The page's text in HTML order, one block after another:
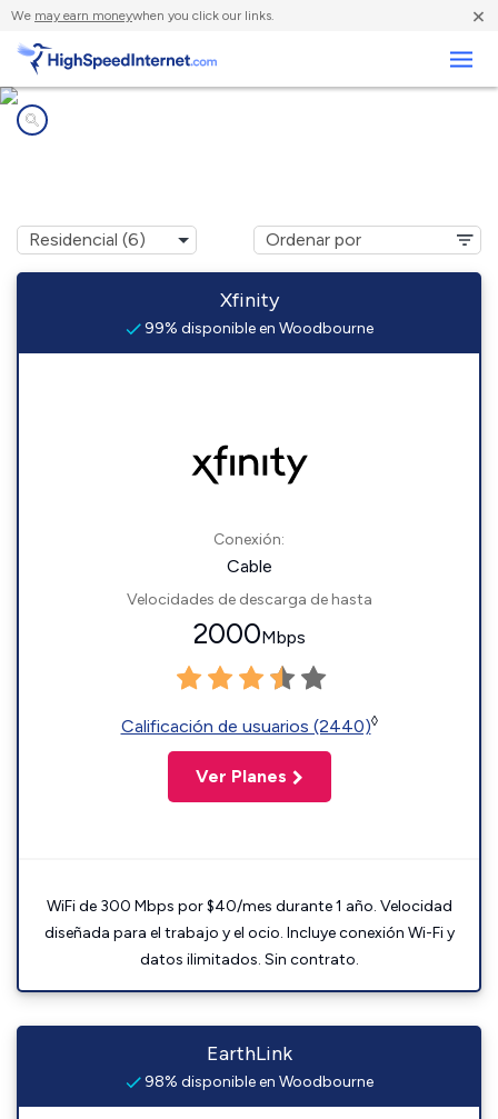
We may earn moneywhen you click our links. ×
Xfinity
99% disponible en Woodbourne
Conexión:
Cable
Velocidades de descarga de hasta
2000Mbps
Calificación de usuarios (2440)◊
Ver Planes
WiFi de 300 Mbps por $40/mes durante 1 año. Velocidad
diseñada para el trabajo y el ocio. Incluye conexión Wi-Fi y
datos ilimitados. Sin contrato.
EarthLink
98% disponible en Woodbourne